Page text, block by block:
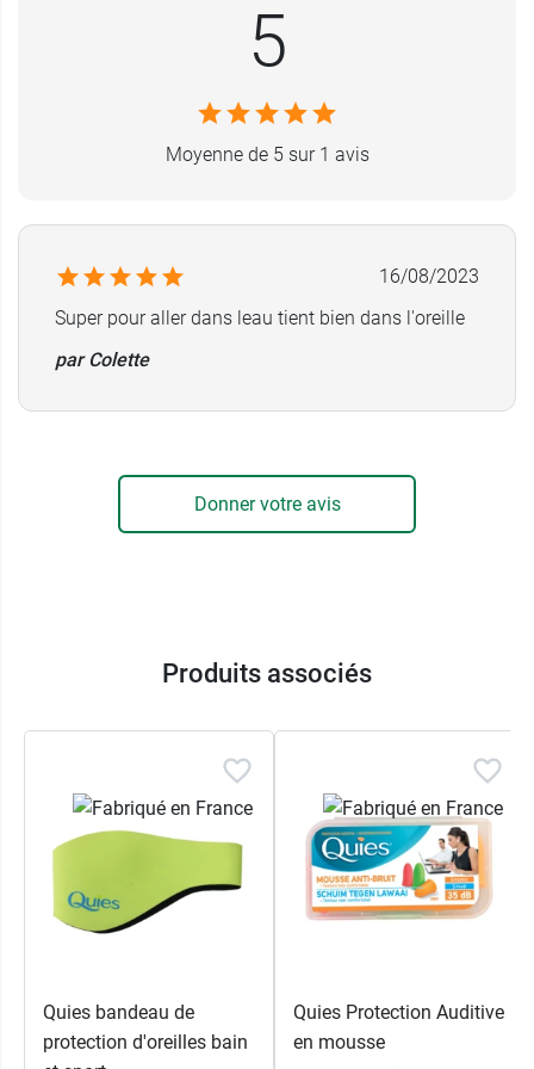
5
Moyenne de 5 sur 1 avis
16/08/2023
Super pour aller dans leau tient bien dans l'oreille
par Colette
Donner votre avis
Produits associés
Quies bandeau de
protection d'oreilles bain
Quies Protection Auditive
en mousse